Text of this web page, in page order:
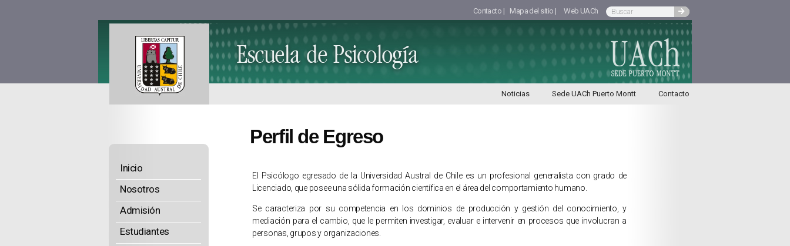
Contacto | Mapa del sitio | Web UACh
Noticias Sede UACh Puerto Montt Contacto
Inicio
Nosotros
Admisión
Estudiantes
Perfil de Egreso
El Psicólogo egresado de la Universidad Austral de Chile es un profesional generalista con grado de
Licenciado, que posee una sólida formación científica en el área del comportamiento humano.
Se caracteriza por su competencia en los dominios de producción y gestión del conocimiento, y
mediación para el cambio, que le permiten investigar, evaluar e intervenir en procesos que involucran a
personas, grupos y organizaciones.